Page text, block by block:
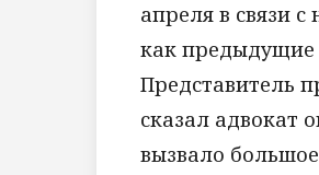
апреля в связи
как предыдущие
Представитель
сказал адвокат
вызвало